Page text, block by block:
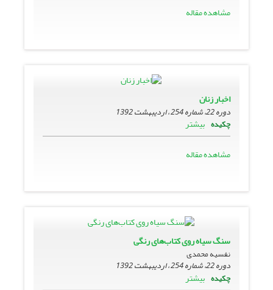
مشاهده مقاله
اخبار زنان
دوره 22، شماره 254 ، اردیبهشت 1392
چکیده بیشتر
مشاهده مقاله
سنگ سیاه روی کتاب‌های رنگی
نفسیه محمدی
دوره 22، شماره 254 ، اردیبهشت 1392
چکیده بیشتر